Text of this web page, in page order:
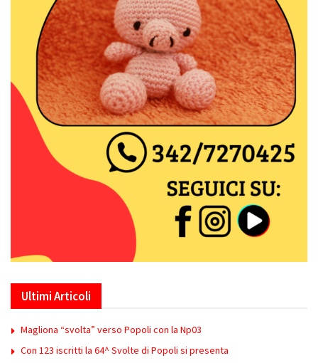
Ultimi Articoli
Magliona “svolta” verso Popoli con la Np03
Con 123 iscritti la 64^ Svolte di Popoli si presenta